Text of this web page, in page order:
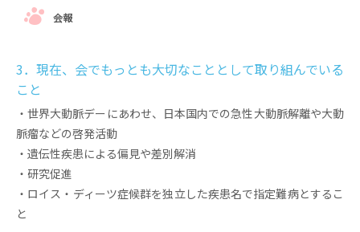
会報
3．現在、会でもっとも大切なこととして取り組んでいる
こと
・世界大動脈デーにあわせ、日本国内での急性大動脈解離や大動
脈瘤などの啓発活動
・遺伝性疾患による偏見や差別解消
・研究促進
・ロイス・ディーツ症候群を独立した疾患名で指定難病とするこ
と